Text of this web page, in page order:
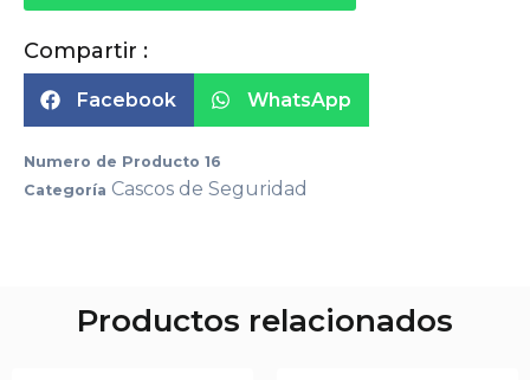
Compartir :
Facebook WhatsApp
Numero de Producto 16
Categoría Cascos de Seguridad
Productos relacionados